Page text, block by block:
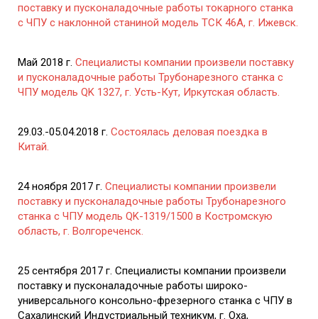
поставку и пусконаладочные работы токарного станка
с ЧПУ с наклонной станиной модель ТСК 46А, г. Ижевск.
Май 2018 г. Специалисты компании произвели поставку
и пусконаладочные работы Трубонарезного станка с
ЧПУ модель QK 1327, г. Усть-Кут, Иркутская область.
29.03.-05.04.2018 г. Состоялась деловая поездка в
Китай.
24 ноября 2017 г. Специалисты компании произвели
поставку и пусконаладочные работы Трубонарезного
станка с ЧПУ модель QK-1319/1500 в Костромскую
область, г. Волгореченск.
25 сентября 2017 г. Специалисты компании произвели
поставку и пусконаладочные работы широко-
универсального консольно-фрезерного станка с ЧПУ в
Сахалинский Индустриальный техникум, г. Оха,